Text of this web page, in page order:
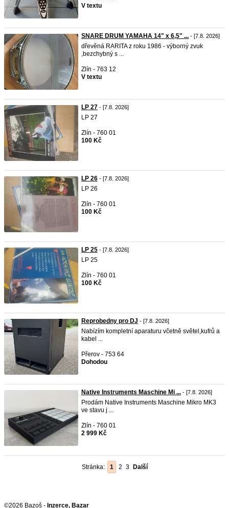
V textu
SNARE DRUM YAMAHA 14" x 6,5" ... - [7.8. 2026]
dřevěná RARITA z roku 1986 - výborný zvuk
,bezchybný s ...
Zlín - 763 12
V textu
LP 27 - [7.8. 2026]
LP 27
Zlín - 760 01
100 Kč
LP 26 - [7.8. 2026]
LP 26
Zlín - 760 01
100 Kč
LP 25 - [7.8. 2026]
LP 25
Zlín - 760 01
100 Kč
Reprobedny pro DJ - [7.8. 2026]
Nabízím kompletní aparaturu včetně světel,kufrů a
kabel ...
Přerov - 753 64
Dohodou
Native Instruments Maschine Mi ... - [7.8. 2026]
Prodám Native Instruments Maschine Mikro MK3
ve stavu j ...
Zlín - 760 01
2 999 Kč
Stránka: 1 2 3 Další
©2026 Bazoš - Inzerce, Bazar